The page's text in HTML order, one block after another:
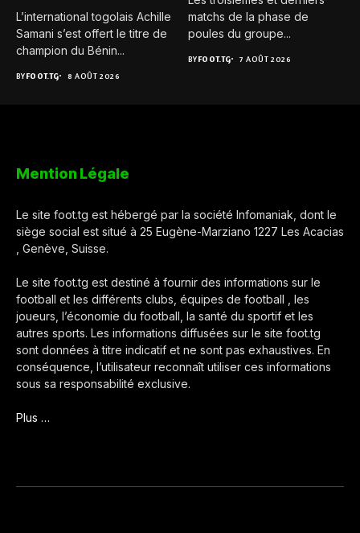
L’international togolais Achille
Samani s’est offert le titre de
champion du Bénin...
BYFOOT.TG 8 AOÛT 2026
matchs de la phase de
poules du groupe...
BYFOOT.TG 7 AOÛT 2026
Mention Légale
Le site foot.tg est hébergé par la société Infomaniak, dont le
siège social est situé à 25 Eugène-Marziano 1227 Les Acacias
, Genève, Suisse.
Le site foot.tg est destiné à fournir des informations sur le
football et les différents clubs, équipes de football , les
joueurs, l’économie du football, la santé du sportif et les
autres sports. Les informations diffusées sur le site foot.tg
sont données à titre indicatif et ne sont pas exhaustives. En
conséquence, l’utilisateur reconnaît utiliser ces informations
sous sa responsabilité exclusive.
Plus …